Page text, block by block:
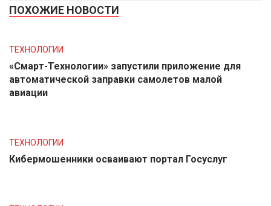
ПОХОЖИЕ НОВОСТИ
ТЕХНОЛОГИИ
«Смарт-Технологии» запустили приложение для
автоматической заправки самолетов малой
авиации
ТЕХНОЛОГИИ
Кибермошенники осваивают портал Госуслуг